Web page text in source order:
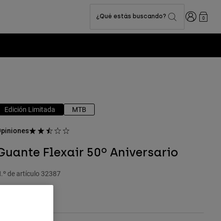
¿Qué estás buscando? Iniciar0
Edición Limitada MTB
Flexair 50º Aniversario
de artículo 32387